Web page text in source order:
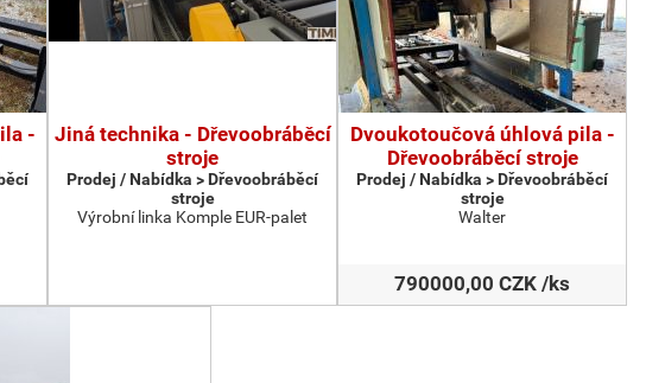
-
Jiná technika - Dřevoobráběcí
stroje
Prodej / Nabídka > Dřevoobráběcí
stroje
Výrobní linka Komple EUR-palet
Dvoukotoučová úhlová pila -
Dřevoobráběcí stroje
Prodej / Nabídka > Dřevoobráběcí
stroje
Walter
790000,00 CZK /ks